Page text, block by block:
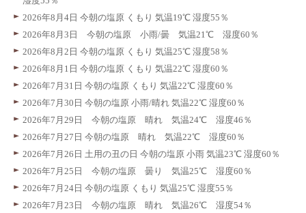
2026年8月4日 今朝の塩原 くもり 気温19℃ 湿度55％
2026年8月3日 今朝の塩原 小雨/曇 気温21℃ 湿度60％
2026年8月2日 今朝の塩原 くもり 気温25℃ 湿度58％
2026年8月1日 今朝の塩原 くもり 気温22℃ 湿度60％
2026年7月31日 今朝の塩原 くもり 気温22℃ 湿度60％
2026年7月30日 今朝の塩原 小雨/晴れ 気温22℃ 湿度60％
2026年7月29日 今朝の塩原 晴れ 気温24℃ 湿度46％
2026年7月27日 今朝の塩原 晴れ 気温22℃ 湿度60％
2026年7月26日 土用の丑の日 今朝の塩原 小雨 気温23℃ 湿度60％
2026年7月25日 今朝の塩原 曇り 気温25℃ 湿度60％
2026年7月24日 今朝の塩原 くもり 気温25℃ 湿度55％
2026年7月23日 今朝の塩原 晴れ 気温26℃ 湿度54％